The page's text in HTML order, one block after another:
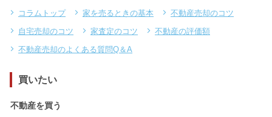
コラムトップ 家を売るときの基本
不動産売却のコツ
自宅売却のコツ
家査定のコツ
不動産の評価額
不動産売却のよくある質問Q＆A
買いたい
不動産を買う